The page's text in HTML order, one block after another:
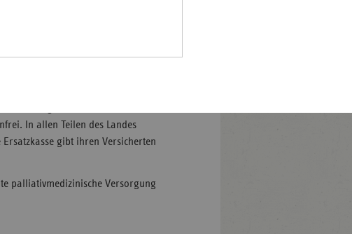
Sachsen
Schleswig-
Holstein
die ambulante Hospizarbeit in
Betreuung als auch
In allen Teilen des Landes
gibt ihren Versicherten
palliativmedizinische Versorgung